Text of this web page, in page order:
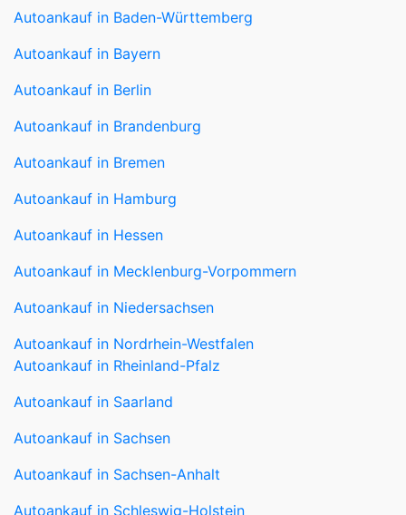
Autoankauf in Bayern
Autoankauf in Berlin
Autoankauf in Brandenburg
Autoankauf in Bremen
Autoankauf in Hamburg
Autoankauf in Hessen
Autoankauf in Mecklenburg-Vorpommern
Autoankauf in Niedersachsen
Autoankauf in Nordrhein-Westfalen
Autoankauf in Saarland
Autoankauf in Sachsen
Autoankauf in Sachsen-Anhalt
Autoankauf in Schleswig-Holstein
Autoankauf in Thüringen